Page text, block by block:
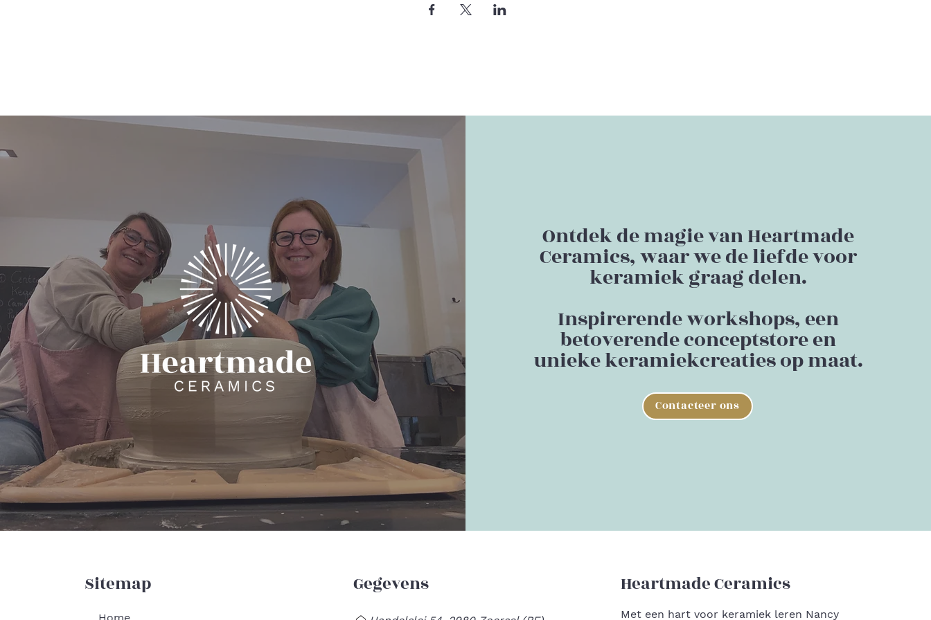
Ontdek de magie van Heartmade
Ceramics, waar we de liefde voor
keramiek graag delen.
Inspirerende workshops, een
betoverende conceptstore en
unieke keramiekcreaties op maat.
Contacteer ons
Sitemap Gegevens Heartmade Ceramics
Met een hart voor keramiek leren Nancy